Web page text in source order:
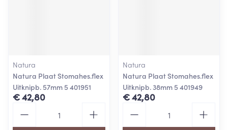
Natura
Natura Plaat Stomahes.flex
Uitknipb. 57mm 5 401951
€ 42,80
Natura
Natura Plaat Stomahes.flex
Uitknipb. 38mm 5 401949
€ 42,80